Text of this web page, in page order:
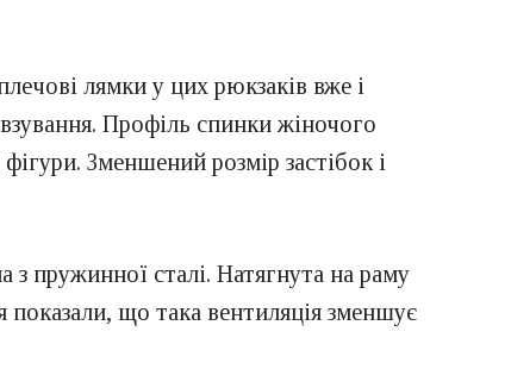
лямки у цих рюкзаків вже і
Профіль спинки жіночого
Зменшений розмір застібок і
пружинної сталі. Натягнута на раму
що така вентиляція зменшує